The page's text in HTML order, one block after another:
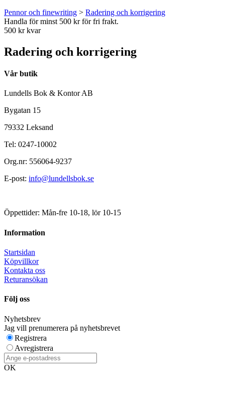
Pennor och finewriting > Radering och korrigering
Handla för minst 500 kr för fri frakt.
500 kr kvar
Radering och korrigering
Vår butik
Lundells Bok & Kontor AB
Bygatan 15
79332 Leksand
Tel: 0247-10002
Org.nr: 556064-9237
E-post: info@lundellsbok.se
Öppettider: Mån-fre 10-18, lör 10-15
Information
Startsidan
Köpvillkor
Kontakta oss
Returansökan
Följ oss
Nyhetsbrev
Jag vill prenumerera på nyhetsbrevet
Registrera
Avregistrera
OK